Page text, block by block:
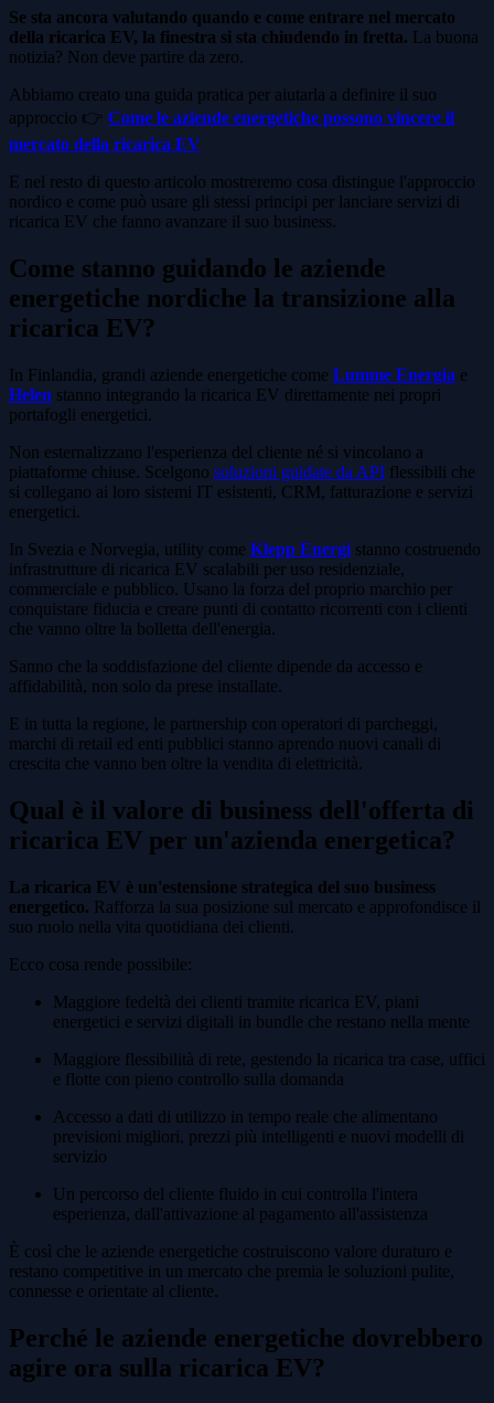
Se sta ancora valutando quando e come entrare nel mercato
della ricarica EV, la finestra si sta chiudendo in fretta. La buona
notizia? Non deve partire da zero.
Abbiamo creato una guida pratica per aiutarla a definire il suo
approccio 👉 Come le aziende energetiche possono vincere il
mercato della ricarica EV
E nel resto di questo articolo mostreremo cosa distingue l'approccio
nordico e come può usare gli stessi principi per lanciare servizi di
ricarica EV che fanno avanzare il suo business.
Come stanno guidando le aziende
energetiche nordiche la transizione alla
ricarica EV?
In Finlandia, grandi aziende energetiche come Lumme Energia e
Helen stanno integrando la ricarica EV direttamente nei propri
portafogli energetici.
Non esternalizzano l'esperienza del cliente né si vincolano a
piattaforme chiuse. Scelgono soluzioni guidate da API flessibili che
si collegano ai loro sistemi IT esistenti, CRM, fatturazione e servizi
energetici.
In Svezia e Norvegia, utility come Klepp Energi stanno costruendo
infrastrutture di ricarica EV scalabili per uso residenziale,
commerciale e pubblico. Usano la forza del proprio marchio per
conquistare fiducia e creare punti di contatto ricorrenti con i clienti
che vanno oltre la bolletta dell'energia.
Sanno che la soddisfazione del cliente dipende da accesso e
affidabilità, non solo da prese installate.
E in tutta la regione, le partnership con operatori di parcheggi,
marchi di retail ed enti pubblici stanno aprendo nuovi canali di
crescita che vanno ben oltre la vendita di elettricità.
Qual è il valore di business dell'offerta di
ricarica EV per un'azienda energetica?
La ricarica EV è un'estensione strategica del suo business
energetico. Rafforza la sua posizione sul mercato e approfondisce il
suo ruolo nella vita quotidiana dei clienti.
Ecco cosa rende possibile:
Maggiore fedeltà dei clienti tramite ricarica EV, piani
energetici e servizi digitali in bundle che restano nella mente
Maggiore flessibilità di rete, gestendo la ricarica tra case, uffici
e flotte con pieno controllo sulla domanda
Accesso a dati di utilizzo in tempo reale che alimentano
previsioni migliori, prezzi più intelligenti e nuovi modelli di
servizio
Un percorso del cliente fluido in cui controlla l'intera
esperienza, dall'attivazione al pagamento all'assistenza
È così che le aziende energetiche costruiscono valore duraturo e
restano competitive in un mercato che premia le soluzioni pulite,
connesse e orientate al cliente.
Perché le aziende energetiche dovrebbero
agire ora sulla ricarica EV?